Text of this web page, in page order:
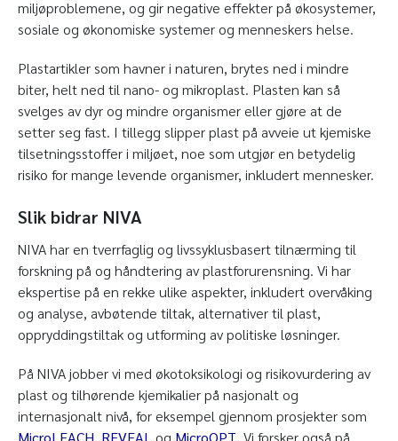
miljøproblemene, og gir negative effekter på økosystemer,
sosiale og økonomiske systemer og menneskers helse.
Plastartikler som havner i naturen, brytes ned i mindre
biter, helt ned til nano- og mikroplast. Plasten kan så
svelges av dyr og mindre organismer eller gjøre at de
setter seg fast. I tillegg slipper plast på avveie ut kjemiske
tilsetningsstoffer i miljøet, noe som utgjør en betydelig
risiko for mange levende organismer, inkludert mennesker.
Slik bidrar NIVA
NIVA har en tverrfaglig og livssyklusbasert tilnærming til
forskning på og håndtering av plastforurensning. Vi har
ekspertise på en rekke ulike aspekter, inkludert overvåking
og analyse, avbøtende tiltak, alternativer til plast,
oppryddingstiltak og utforming av politiske løsninger.
På NIVA jobber vi med økotoksikologi og risikovurdering av
plast og tilhørende kjemikalier på nasjonalt og
internasjonalt nivå, for eksempel gjennom prosjekter som